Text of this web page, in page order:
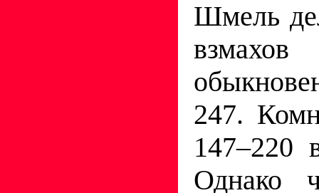
Шмель
247.
147–220
Однако